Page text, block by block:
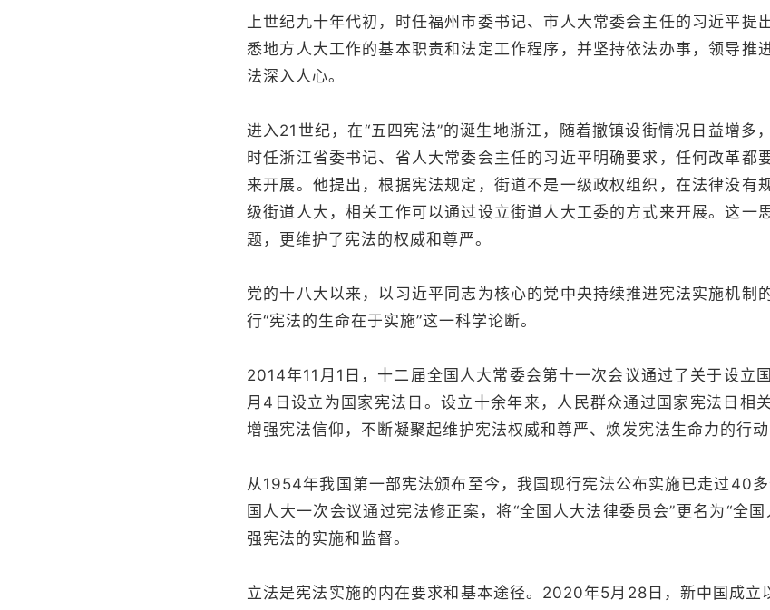
上世纪九十年代初，时任福州市委书记、市人大常委会主任的习近平提
悉地方人大工作的基本职责和法定工作程序，并坚持依法办事，领导推
法深入人心。
进入21世纪，在“五四宪法”的诞生地浙江，随着撤镇设街情况日益增多
时任浙江省委书记、省人大常委会主任的习近平明确要求，任何改革都
来开展。他提出，根据宪法规定，街道不是一级政权组织，在法律没有
级街道人大，相关工作可以通过设立街道人大工委的方式来开展。这一
题，更维护了宪法的权威和尊严。
党的十八大以来，以习近平同志为核心的党中央持续推进宪法实施机制
行“宪法的生命在于实施”这一科学论断。
2014年11月1日，十二届全国人大常委会第十一次会议通过了关于设立
月4日设立为国家宪法日。设立十余年来，人民群众通过国家宪法日相
增强宪法信仰，不断凝聚起维护宪法权威和尊严、焕发宪法生命力的行动
从1954年我国第一部宪法颁布至今，我国现行宪法公布实施已走过40
国人大一次会议通过宪法修正案，将“全国人大法律委员会”更名为“全
强宪法的实施和监督。
立法是宪法实施的内在要求和基本途径。2020年5月28日，新中国成立